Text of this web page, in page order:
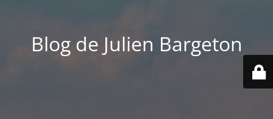
Blog de Julien Bargeton